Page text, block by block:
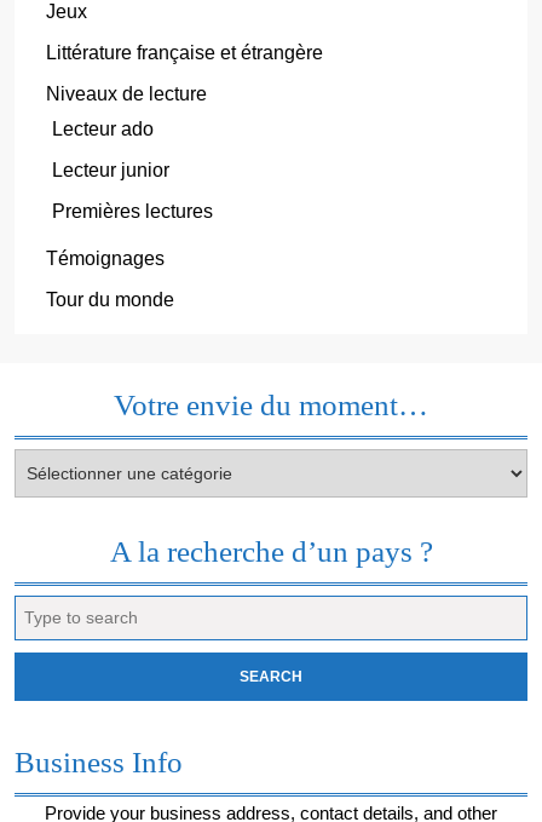
Jeux
Littérature française et étrangère
Niveaux de lecture
Lecteur ado
Lecteur junior
Premières lectures
Témoignages
Tour du monde
Votre envie du moment…
envie
A la recherche d’un pays ?
for:
Business Info
Provide your business address, contact details, and other